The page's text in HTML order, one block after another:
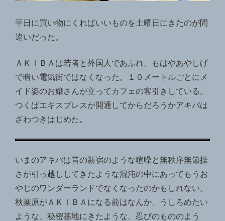
平日に買い物にくればいいものを土曜日にきたのが間
違いだった。
ＡＫＩＢＡは若者と外国人であふれ、もはやあやしげ
で暗い電気街ではなくなった。１０メートルごとにメ
イド姿のお嬢さんが立ってカフェの客引きしている。
つくばエキスプレスが開通してからだろうかアキバは
ざわつきはじめた。
いまのアキバは昔の新宿のような喧噪と無秩序無節操
さが引っ越ししてきたような混沌の中にあってもうお
やじのワンダーランドでなくなったのかもしれない。
秋葉原がＡＫＩＢＡになる前はなんか、うしろめたい
ような、秘密基地にきたような、忍びのもののよう